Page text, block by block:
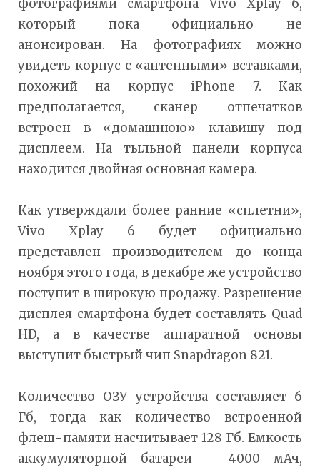
фотографиями смартфона Vivo Xplay 6,
который пока официально не
анонсирован. На фотографиях можно
увидеть корпус с «антенными» вставками,
похожий на корпус iPhone 7. Как
предполагается, сканер отпечатков
встроен в «домашнюю» клавишу под
дисплеем. На тыльной панели корпуса
находится двойная основная камера.
Как утверждали более ранние «сплетни»,
Vivo Xplay 6 будет официально
представлен производителем до конца
ноября этого года, в декабре же устройство
поступит в широкую продажу. Разрешение
дисплея смартфона будет составлять Quad
HD, а в качестве аппаратной основы
выступит быстрый чип Snapdragon 821.
Количество ОЗУ устройства составляет 6
Гб, тогда как количество встроенной
флеш-памяти насчитывает 128 Гб. Емкость
аккумуляторной батареи – 4000 мАч,